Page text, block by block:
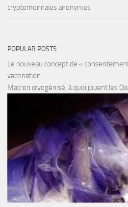
cryptomonnaies anonymes
POPULAR POSTS
Le nouveau concept de «
vaccination
Macron cryogénisé, à quoi jouent les